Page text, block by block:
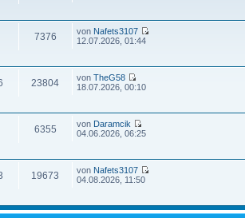
7376 von Nafets3107
12.07.2026, 01:44
23804 von TheG58
18.07.2026, 00:10
6355 von Daramcik
04.06.2026, 06:25
19673 von Nafets3107
04.08.2026, 11:50